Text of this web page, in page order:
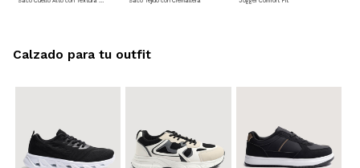
Calzado para tu outfit